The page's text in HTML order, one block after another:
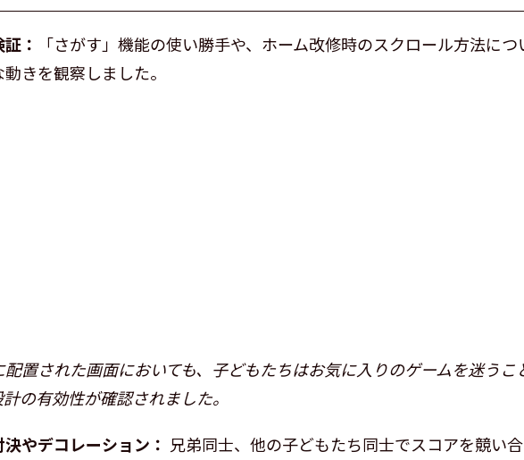
：
「さがす」機能の使い勝手や、ホーム改修時のスクロール方法に
きを観察しました。
配置された画面においても、子どもたちはお気に入りのゲームを迷うこ
の有効性が確認されました。
決やデコレーション： 兄弟同士、他の子どもたち同士でスコアを競い